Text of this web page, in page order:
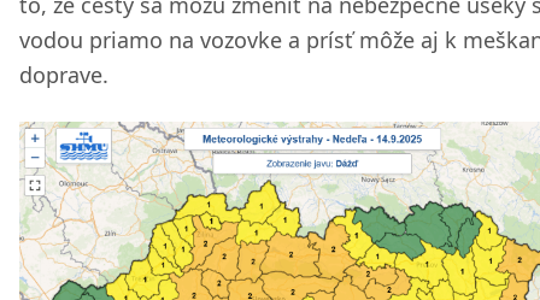
vodou priamo na vozovke a prísť môže aj k
doprave.